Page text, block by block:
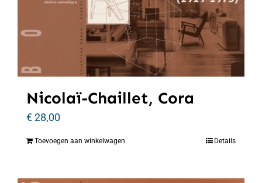
Nicolaï-Chaillet, Cora
€28,00
Toevoegen aan winkelwagen Details